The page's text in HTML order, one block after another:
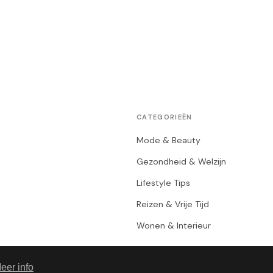
info
CATEGORIEËN
Mode & Beauty
Gezondheid & Welzijn
Lifestyle Tips
Reizen & Vrije Tijd
Wonen & Interieur